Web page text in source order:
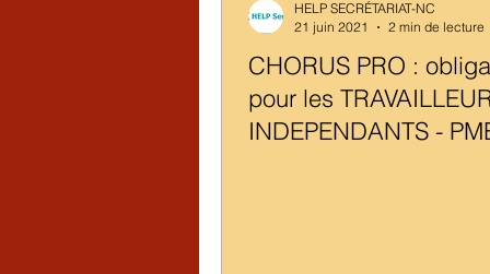
CHORUS PRO :
pour les
INDEPENDANTS -
HELP SECRÉTARIAT-NC
21 juin 2021
2 min de lecture